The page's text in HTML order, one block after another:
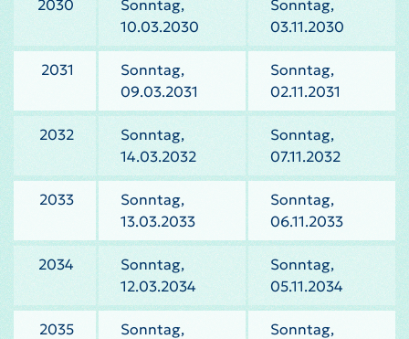
2030
Sonntag,
10.03.2030
Sonntag,
03.11.2030
2031
Sonntag,
09.03.2031
Sonntag,
02.11.2031
2032
Sonntag,
14.03.2032
Sonntag,
07.11.2032
2033
Sonntag,
13.03.2033
Sonntag,
06.11.2033
2034
Sonntag,
12.03.2034
Sonntag,
05.11.2034
2035
Sonntag,
Sonntag,